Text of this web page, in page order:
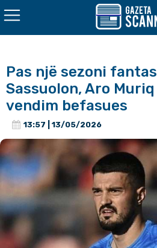
Pas një sezoni
Sassuolon, Aro
vendim befasues
13:57 | 13/05/2026